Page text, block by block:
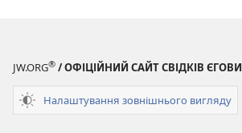
JW.ORG® / ОФІЦІЙНИЙ САЙТ СВІДКІВ ЄГОВИ
Налаштування зовнішнього вигляду